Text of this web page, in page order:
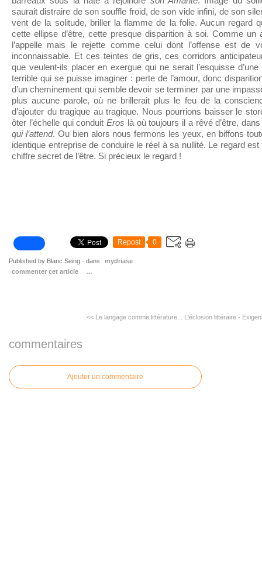
saurait distraire de son souffle froid, de son vide infini, de son
vent de la solitude, briller la flamme de la folie. Aucun regard
cette ellipse d’être, cette presque disparition à soi. Comme
l’appelle mais le rejette comme celui dont l’offense est de
inconnaissable. Et ces teintes de gris, ces corridors
que veulent-ils placer en exergue qui ne serait l’esquisse
terrible qui se puisse imaginer : perte de l’amour, donc
d’un cheminement qui semble devoir se terminer par une
plus aucune parole, où ne brillerait plus le feu de la
d’ajouter du tragique au tragique. Nous pourrions baisser le
ôter l’échelle qui conduitEros là où toujours il a rêvé d’être,
qui l’attend. Ou bien alors nous fermons les yeux, en biffons
identique entreprise de conduire le réel à sa nullité. Le regard
chiffre secret de l’être. Si précieux le regard !
Repost 0
Published by Blanc Seing - dans
mydriase
commenter cet article
…
<< Le langage comme littérature... L'éclosion littéraire -
commentaires
Ajouter un commentaire